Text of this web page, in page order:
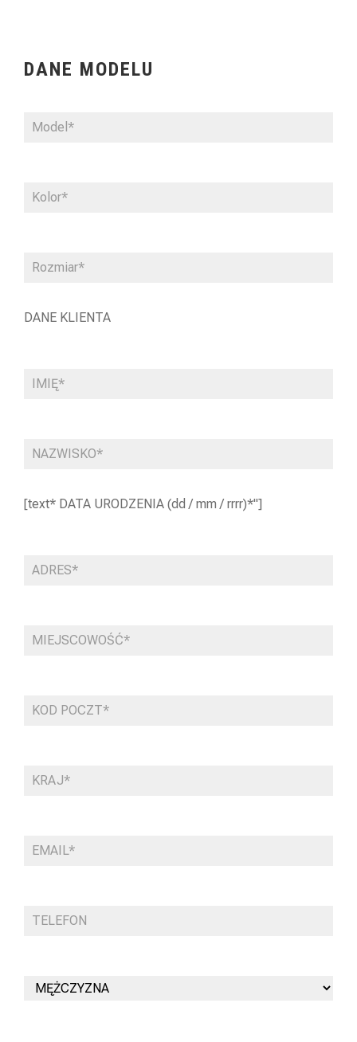
DANE MODELU
DANE KLIENTA
[text* DATA URODZENIA (dd / mm / rrrr)*"]